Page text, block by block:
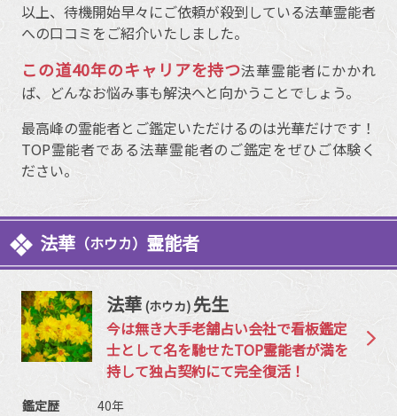
以上、待機開始早々にご依頼が殺到している法華霊能者
への口コミをご紹介いたしました。
この道40年のキャリアを持つ法華霊能者にかかれ
ば、どんなお悩み事も解決へと向かうことでしょう。
最高峰の霊能者とご鑑定いただけるのは光華だけです！
TOP霊能者である法華霊能者のご鑑定をぜひご体験く
ださい。
法華 （ホウカ） 霊能者
法華 (ホウカ)先生
今は無き大手老舗占い会社で看板鑑定
士として名を馳せたTOP霊能者が満を
持して独占契約にて完全復活！
鑑定歴
40年